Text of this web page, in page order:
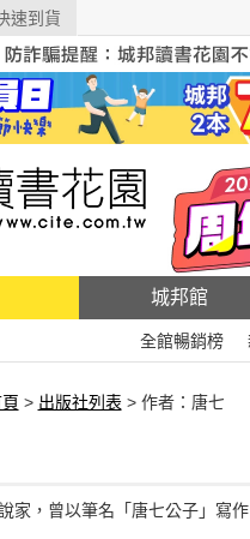
速到貨
城邦館
全館暢銷榜
> 出版社列表 > 作者：唐七
家，曾以筆名「唐七公子」寫